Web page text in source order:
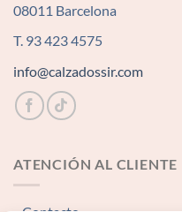
08011 Barcelona
T. 93 423 4575
info@calzadossir.com
ATENCIÓN AL CLIENTE